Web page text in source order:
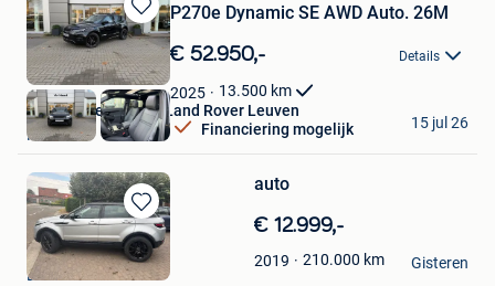
Bewaren
in
Mijn
Favorieten
P270e Dynamic SE AWD Auto. 26M
€ 52.950,- Details
2025 13.500 km
Financiering mogelijk
Van Mossel Jaguar Land Rover Leuven
Herent
15 jul 26
Bewaren
in
Mijn
Favorieten
auto
€ 12.999,-
2019 210.000 km
moerenhout
Binkom
Gisteren